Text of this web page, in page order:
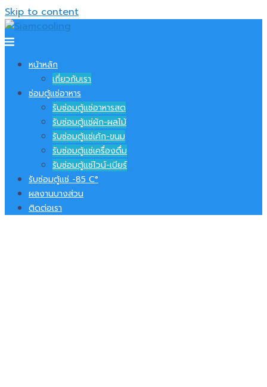
Skip to content
หน้าหลัก
เกี่ยวกับเรา
ซ่อมตู้แช่อาหาร
รับซ่อมตู้แช่อาหารสด
รับซ่อมตู้แช่ผัก-ผลไม้
รับซ่อมตู้แช่เค้ก-ขนม
รับซ่อมตู้แช่เครื่องดื่ม
รับซ่อมตู้แช่ไวน์-เบียร์
รับซ่อมตู้แช่ -​85 C°
ผลงานบางส่วน
ติดต่อเรา